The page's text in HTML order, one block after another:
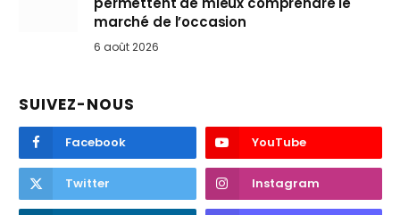
marché de l’occasion
6 août 2026
SUIVEZ-NOUS
Facebook YouTube
Twitter Instagram